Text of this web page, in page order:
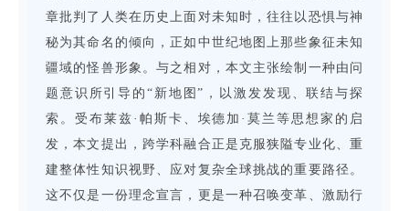
章批判了人类在历史上面对未知时，往往以恐惧与神
秘为其命名的倾向，正如中世纪地图上那些象征未知
疆域的怪兽形象。与之相对，本文主张绘制一种由问
题意识所引导的“新地图”，以激发发现、联结与探
索。受布莱兹·帕斯卡、埃德加·莫兰等思想家的启
发，本文提出，跨学科融合正是克服狭隘专业化、重
建整体性知识视野、应对复杂全球挑战的重要路径。
这不仅是一份理念宣言，更是一种召唤变革、激励行